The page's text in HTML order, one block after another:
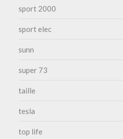
sport 2000
sport elec
sunn
super 73
taille
tesla
top life